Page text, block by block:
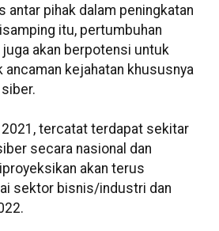
antar pihak dalam peningkatan
itu, pertumbuhan
akan berpotensi untuk
ancaman kejahatan khususnya
2021, tercatat terdapat sekitar
secara nasional dan
akan terus
sektor bisnis/industri dan